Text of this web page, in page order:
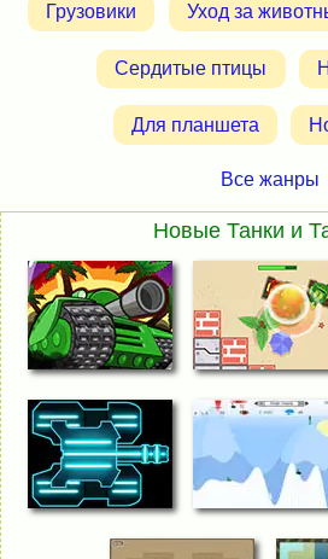
Грузовики Уход за
Сердитые птицы
Для планшета
Все жанры
Новые Танки и